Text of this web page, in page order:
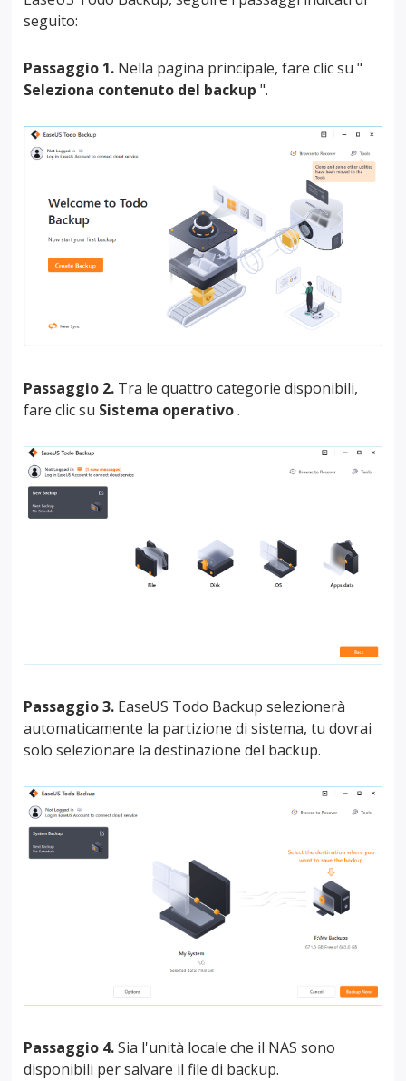
seguito:
Passaggio 1. Nella pagina principale, fare clic su "
Seleziona contenuto del backup ".
Passaggio 2. Tra le quattro categorie disponibili,
fare clic su Sistema operativo.
Passaggio 3. EaseUS Todo Backup selezionerà
automaticamente la partizione di sistema, tu dovrai
solo selezionare la destinazione del backup.
Passaggio 4.Sia l'unità locale che il NAS sono
disponibili per salvare il file di backup.